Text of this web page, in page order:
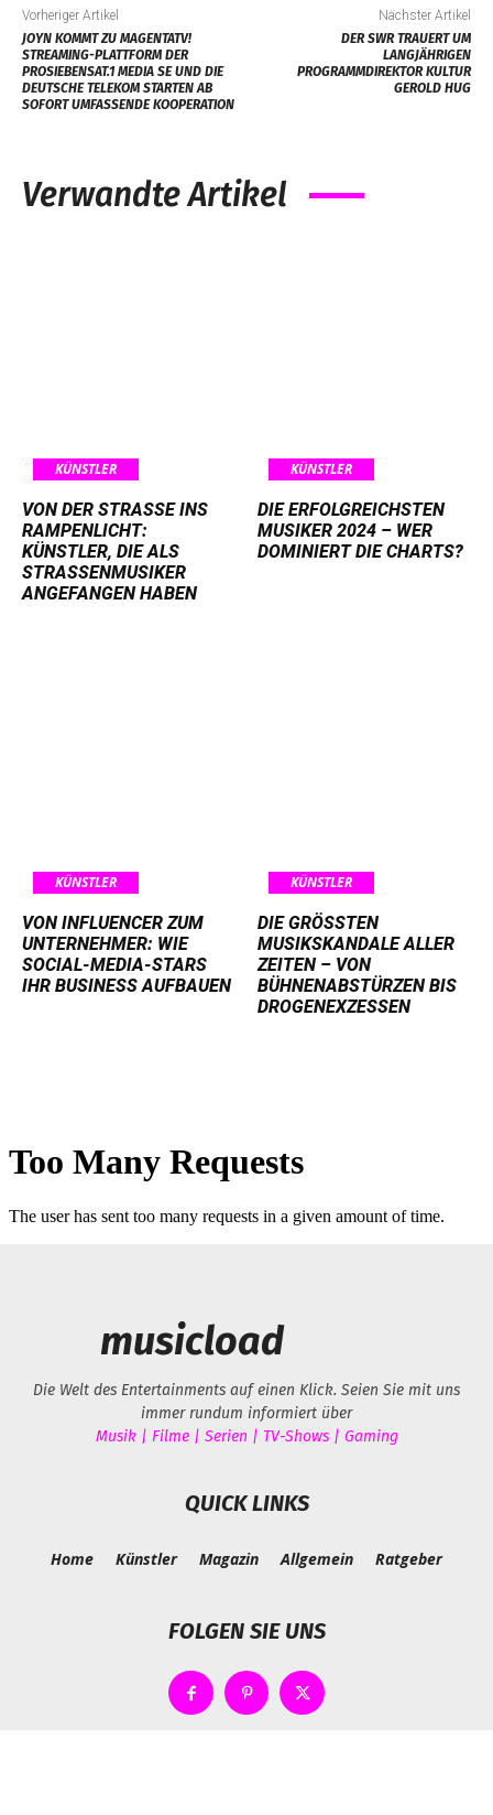
Vorheriger Artikel
JOYN KOMMT ZU MAGENTATV!
STREAMING-PLATTFORM DER
PROSIEBENSAT.1 MEDIA SE UND DIE
DEUTSCHE TELEKOM STARTEN AB
SOFORT UMFASSENDE KOOPERATION
Nächster Artikel
DER SWR TRAUERT UM
LANGJÄHRIGEN
PROGRAMMDIREKTOR KULTUR
GEROLD HUG
Verwandte Artikel
KÜNSTLER
VON DER STRASSE INS R
AMPENLICHT: K
ÜNSTLER, DIE ALS S
TRASSENMUSIKER AN
GEFANGEN HABEN
KÜNSTLER
DIE ERFOLGREICHSTEN
MUSIKER 2024 – WER
DOMINIERT DIE CHARTS?
KÜNSTLER
VON INFLUENCER ZUM
UNTERNEHMER: WIE
SOCIAL-MEDIA-STARS
IHR BUSINESS AUFBAUEN
KÜNSTLER
DIE GRÖSSTEN M
USIKSKANDALE ALLER Z
EITEN – VON B
ÜHNENABSTÜRZEN BIS D
ROGENEXZESSEN
musicload
Die Welt des Entertainments auf einen Klick. Seien Sie mit uns
immer rundum informiert über
Musik | Filme | Serien | TV-Shows | Gaming
QUICK LINKS
Home Künstler Magazin Allgemein Ratgeber
FOLGEN SIE UNS